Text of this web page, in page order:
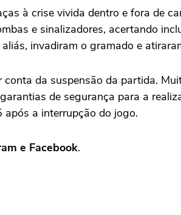
à crise vivida dentro e fora de
e sinalizadores, acertando
invadiram o gramado e
da suspensão da partida.
de segurança para a
a interrupção do jogo.
e Facebook.